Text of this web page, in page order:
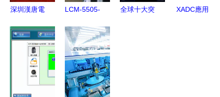
會”推動電
深圳漢唐電
子技術開發
的創新引領
者
LCM-5505-
解析與應用
前景 電子
技術開發新
選擇
全球十大突
XADC應用